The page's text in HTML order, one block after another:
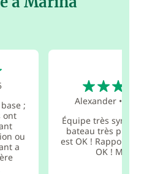
;
ont
ou
a
Alexander•
Équipe très
bateau très
est OK ! Rapport
OK ! Merci !